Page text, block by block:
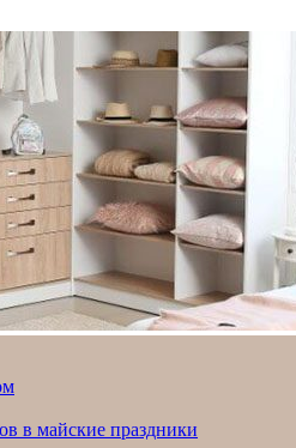
в майские праздники